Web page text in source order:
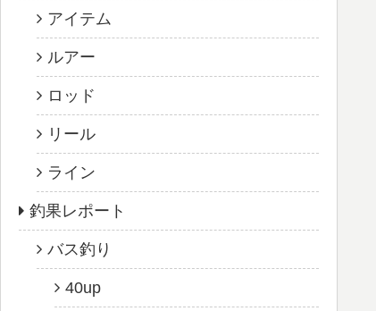
アイテム
ルアー
ロッド
リール
ライン
釣果レポート
バス釣り
40up